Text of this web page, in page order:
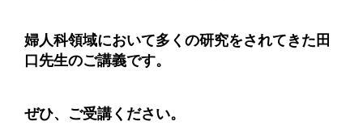
婦人科領域において多くの研究をされてきた田
口先生のご講義です。
ぜひ、ご受講ください。